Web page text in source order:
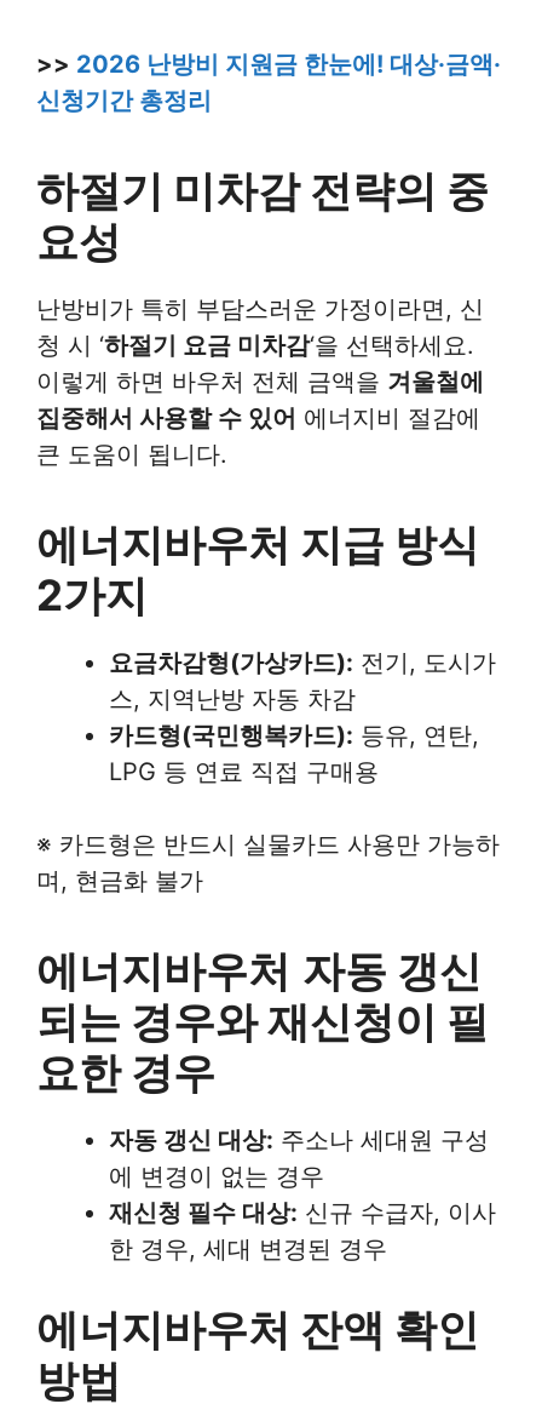
>> 2026 난방비 지원금 한눈에! 대상·금액·
신청기간 총정리
하절기 미차감 전략의 중
요성
난방비가 특히 부담스러운 가정이라면, 신
청 시 ‘하절기 요금 미차감‘을 선택하세요.
이렇게 하면 바우처 전체 금액을 겨울철에
집중해서 사용할 수 있어 에너지비 절감에
큰 도움이 됩니다.
에너지바우처 지급 방식
2가지
요금차감형(가상카드): 전기, 도시가
스, 지역난방 자동 차감
카드형(국민행복카드): 등유, 연탄,
LPG 등 연료 직접 구매용
※ 카드형은 반드시 실물카드 사용만 가능하
며, 현금화 불가
에너지바우처 자동 갱신
되는 경우와 재신청이 필
요한 경우
자동 갱신 대상: 주소나 세대원 구성
에 변경이 없는 경우
재신청 필수 대상: 신규 수급자, 이사
한 경우, 세대 변경된 경우
에너지바우처 잔액 확인
방법